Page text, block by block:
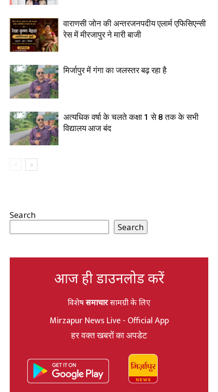
वाराणसी जोन की अन्तरजनपदीय एलार्म एफिसिएन्सी
रेस में मीरजापुर ने मारी बाजी
मिर्जापुर में गंगा का जलस्तर बढ़ रहा है
अत्यधिक वर्षा के चलते कक्षा 1 से 8 तक के सभी
विद्यालय आज बंद
Search
Search
आज ही डाउनलोड करें
विशेषसमाचारसामग्री के लिए
Mirzapur News Live - Official App
हर वक्त खबरों का अपडेट